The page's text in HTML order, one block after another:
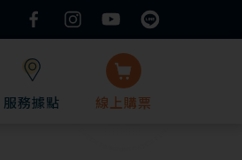
服務據點 線上購票